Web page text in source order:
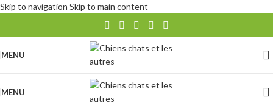
Skip to navigation Skip to main content
MENU
MENU